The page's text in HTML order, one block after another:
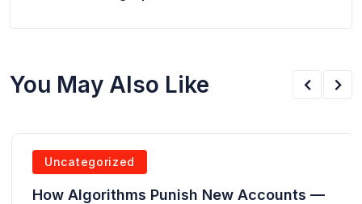
You May Also Like
Uncategorized
How Algorithms Punish New Accounts —